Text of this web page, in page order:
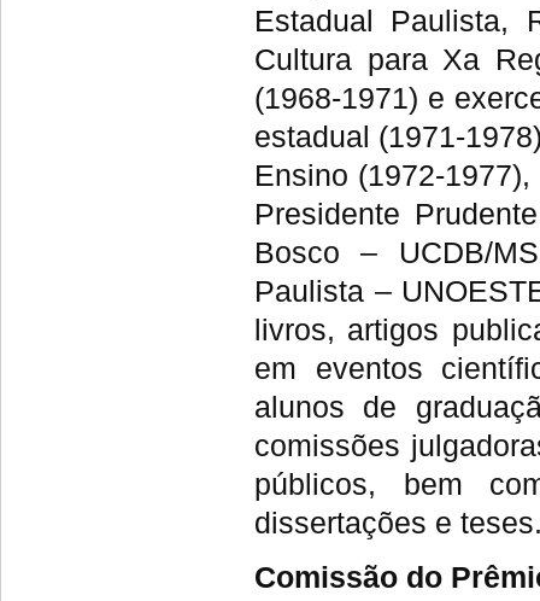
Estadual Paulista,
Cultura para Xa
(1968-1971) e
estadual (1971-
Ensino (1972-
Presidente
Bosco – UCDB/
Paulista –
livros, artigos
em eventos
alunos de
comissões
públicos, bem
dissertações e
Comissão do